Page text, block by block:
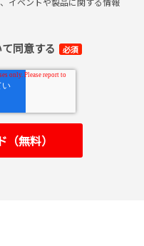
同意する 必須